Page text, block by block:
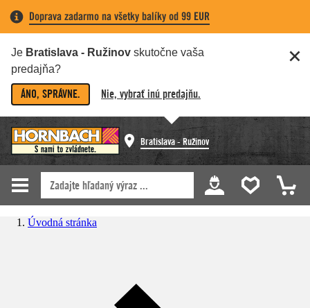
Doprava zadarmo na všetky balíky od 99 EUR
Je Bratislava - Ružinov skutočne vaša
predajňa?
ÁNO, SPRÁVNE. Nie, vybrať inú predajňu.
Bratislava - Ružinov
Úvodná stránka